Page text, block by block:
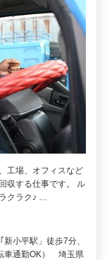
工場、オフィスなど
収する仕事です。 ル
クラク♪ …
小平駅」徒歩7分、
車通勤OK） 埼玉県